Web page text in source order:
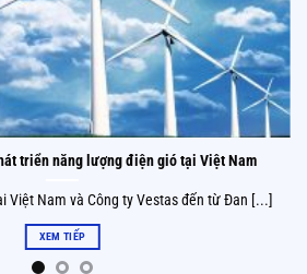
triển năng lượng điện gió tại Việt Nam
Việt Nam và Công ty Vestas đến từ Đan [...]
XEM TIẾP